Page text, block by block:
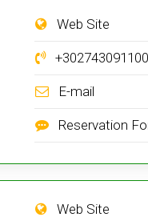
Web Site
+302743091100
E-mail
Reservation
Web Site